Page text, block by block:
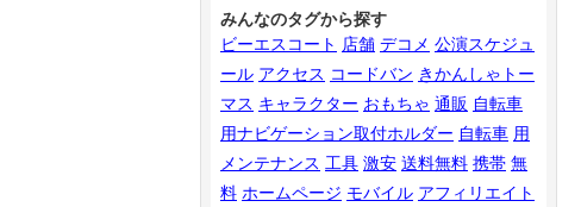
みんなのタグから探す
ビーエスコート 店舗 デコメ 公演スケジュ
ール アクセス コードバン きかんしゃトー
マス キャラクター おもちゃ 通販 自転車
用ナビゲーション取付ホルダー 自転車 用
メンテナンス 工具 激安 送料無料 携帯 無
料 ホームページ モバイル アフィリエイト